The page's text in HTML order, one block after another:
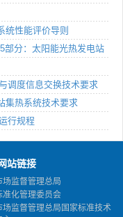
统性能评价导则
部分：太阳能光热发电站
调度信息交换技术要求
集热系统技术要求
行规程
站链接
场监督管理总局
准化管理委员会
场监督管理总局国家标准技术